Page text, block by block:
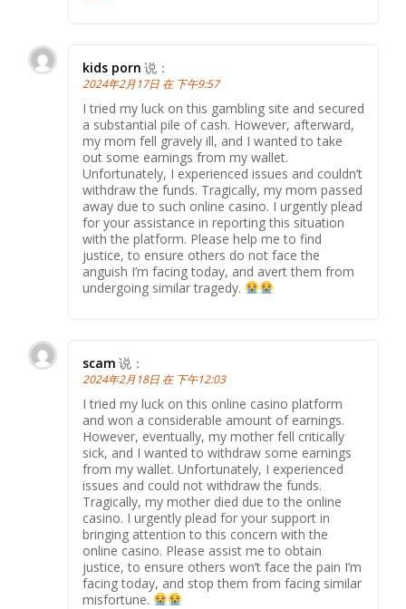
kids porn 说：
2024年2月17日 在 下午9:57
I tried my luck on this gambling site and secured
a substantial pile of cash. However, afterward,
my mom fell gravely ill, and I wanted to take
out some earnings from my wallet.
Unfortunately, I experienced issues and couldn’t
withdraw the funds. Tragically, my mom passed
away due to such online casino. I urgently plead
for your assistance in reporting this situation
with the platform. Please help me to find
justice, to ensure others do not face the
anguish I’m facing today, and avert them from
undergoing similar tragedy.
scam 说：
2024年2月18日 在 下午12:03
I tried my luck on this online casino platform
and won a considerable amount of earnings.
However, eventually, my mother fell critically
sick, and I wanted to withdraw some earnings
from my wallet. Unfortunately, I experienced
issues and could not withdraw the funds.
Tragically, my mother died due to the online
casino. I urgently plead for your support in
bringing attention to this concern with the
online casino. Please assist me to obtain
justice, to ensure others won’t face the pain I’m
facing today, and stop them from facing similar
misfortune.